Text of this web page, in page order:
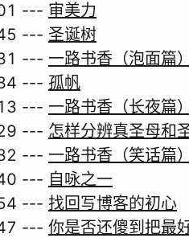
--- 审美力
--- 圣诞树
--- 一路书香（泡面篇）
--- 孤帆
--- 一路书香（长夜篇）
--- 怎样分辨真圣母和
--- 一路书香（笑话篇）
--- 自咏之一
--- 找回写博客的初心
--- 你是否还傻到把最